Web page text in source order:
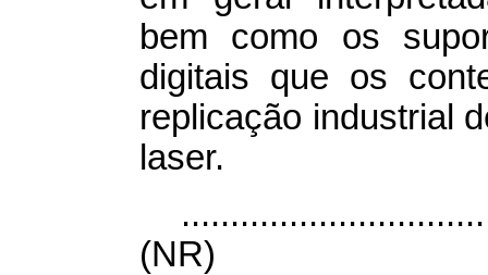
bem como os
digitais que os
replicação industrial
laser.
(NR)